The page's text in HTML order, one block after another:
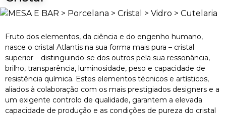
Fruto dos elementos, da ciência e do engenho humano,
nasce o cristal Atlantis na sua forma mais pura – cristal
superior – distinguindo-se dos outros pela sua ressonância,
brilho, transparência, luminosidade, peso e capacidade de
resistência química. Estes elementos técnicos e artísticos,
aliados à colaboração com os mais prestigiados designers e a
um exigente controlo de qualidade, garantem a elevada
capacidade de produção e as condições de pureza do cristal